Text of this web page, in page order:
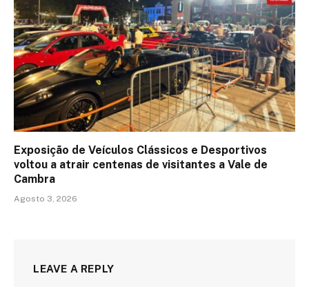
Exposição de Veículos Clássicos e Desportivos
voltou a atrair centenas de visitantes a Vale de
Cambra
Agosto 3, 2026
LEAVE A REPLY